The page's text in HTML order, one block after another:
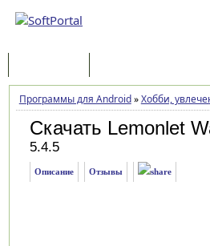
Программы для Android»Хобби,
Скачать Lemonlet
5.4.5
Описание Отзывы